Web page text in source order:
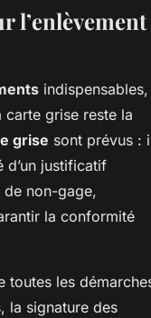
l’enlèvement
indispensables,
carte grise reste la
grise sont prévus :
justificatif
non-gage,
la conformité
toutes les
la signature des